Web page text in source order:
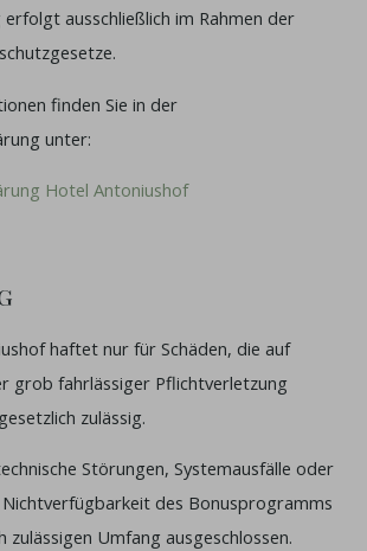
ausschließlich im Rahmen der
finden Sie in der
unter:
Hotel Antoniushof
haftet nur für Schäden, die auf
grob fahrlässiger Pflichtverletzung
zulässig.
Störungen, Systemausfälle oder
des Bonusprogramms
zulässigen Umfang ausgeschlossen.